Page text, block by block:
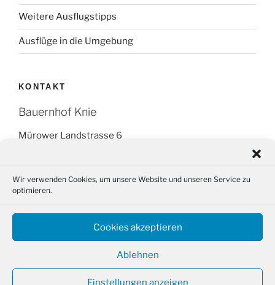
Wir verwenden Cookies, um unsere Website und unseren Service zu
optimieren.
Cookies akzeptieren
Ablehnen
Einstellungen anzeigen
Weitere Ausflugstipps
Ausflüge in die Umgebung
KONTAKT
Bauernhof Knie
Mürower Landstrasse 6
Tel.: +49 (0) 151 266 595 14
Fax: (03331) 29 87 88
Datenschutzerklärung Stolz präsentiert von WordPress